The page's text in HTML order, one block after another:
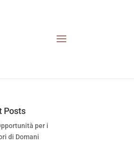
Posts
per i
di Domani